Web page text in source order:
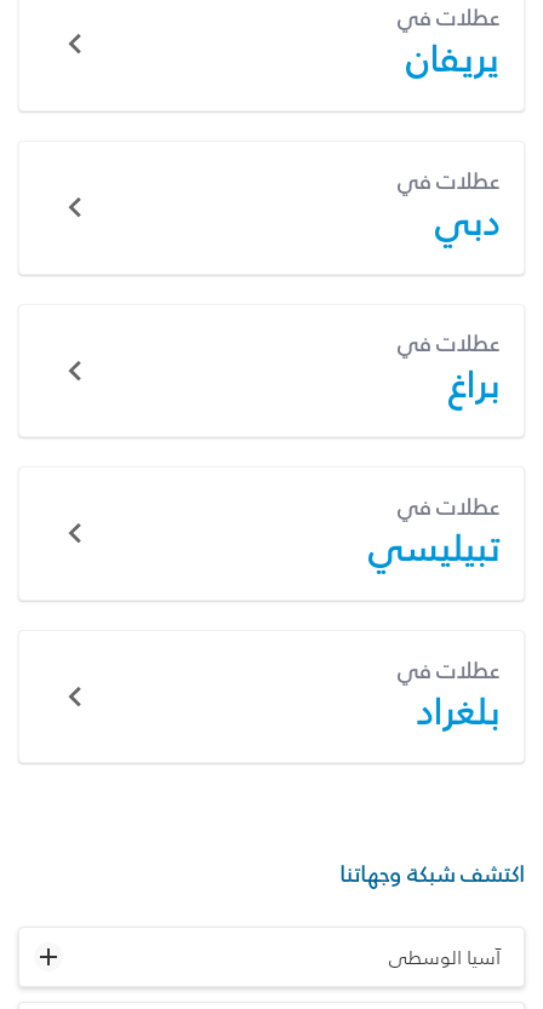
عطلات في
يريفان
عطلات في
دبي
عطلات في
براغ
عطلات في
تبيليسي
عطلات في
بلغراد
اكتشف شبكة وجهاتنا
آسيا الوسطى